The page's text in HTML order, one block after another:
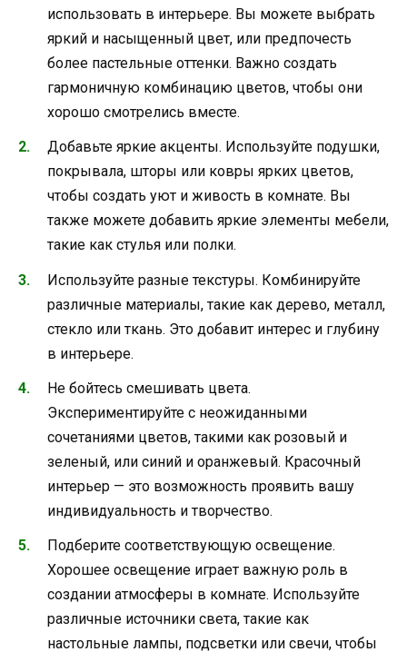
использовать в интерьере. Вы можете выбрать
яркий и насыщенный цвет, или предпочесть
более пастельные оттенки. Важно создать
гармоничную комбинацию цветов, чтобы они
хорошо смотрелись вместе.
Добавьте яркие акценты. Используйте подушки,
покрывала, шторы или ковры ярких цветов,
чтобы создать уют и живость в комнате. Вы
также можете добавить яркие элементы мебели,
такие как стулья или полки.
Используйте разные текстуры. Комбинируйте
различные материалы, такие как дерево, металл,
стекло или ткань. Это добавит интерес и глубину
в интерьере.
Не бойтесь смешивать цвета.
Экспериментируйте с неожиданными
сочетаниями цветов, такими как розовый и
зеленый, или синий и оранжевый. Красочный
интерьер — это возможность проявить вашу
индивидуальность и творчество.
Подберите соответствующую освещение.
Хорошее освещение играет важную роль в
создании атмосферы в комнате. Используйте
различные источники света, такие как
настольные лампы, подсветки или свечи, чтобы